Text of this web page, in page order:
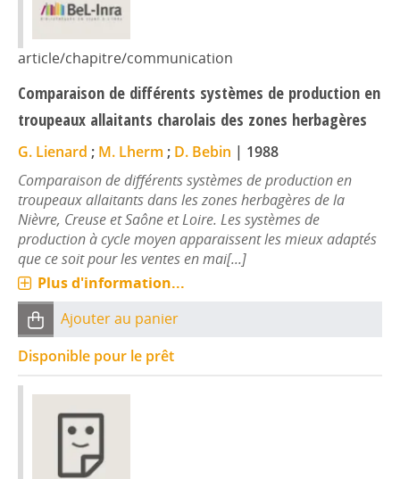
article/chapitre/communication
Comparaison de différents systèmes de production en
troupeaux allaitants charolais des zones herbagères
G. Lienard ; M. Lherm ; D. Bebin | 1988
Comparaison de différents systèmes de production en
troupeaux allaitants dans les zones herbagères de la
Nièvre, Creuse et Saône et Loire. Les systèmes de
production à cycle moyen apparaissent les mieux adaptés
que ce soit pour les ventes en mai[...]
Plus d'information...
Ajouter au panier
Disponible pour le prêt